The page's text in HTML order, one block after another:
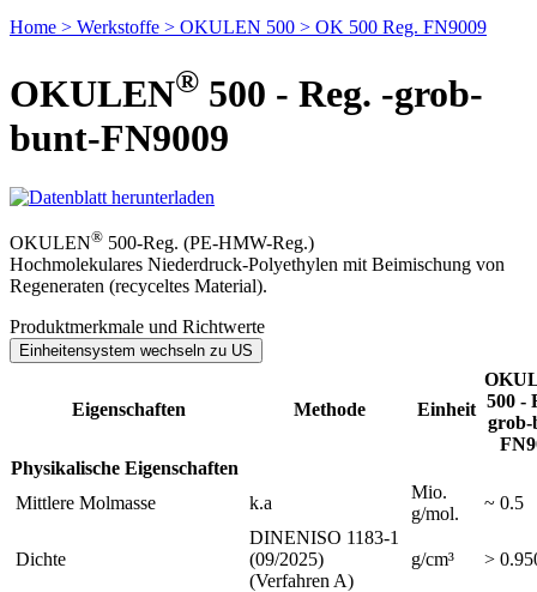
Home > Werkstoffe > OKULEN 500 > OK 500 Reg. FN9009
OKULEN® 500 - Reg. -grob-
bunt-FN9009
OKULEN® 500-Reg. (PE-HMW-Reg.)
Hochmolekulares Niederdruck-Polyethylen mit Beimischung von
Regeneraten (recyceltes Material).
Produktmerkmale und Richtwerte
Eigenschaften Methode Einheit 500 -
grob-
Physikalische Eigenschaften
Mittlere Molmasse
k.a
Mio.
g/mol.
~ 0.5
Dichte
DINENISO 1183-1
(09/2025)
(Verfahren A)
g/cm³ >